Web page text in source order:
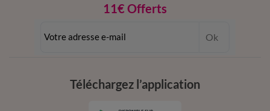
11€ Offerts
dès 20€ d’achat
Ok
Téléchargez l’application